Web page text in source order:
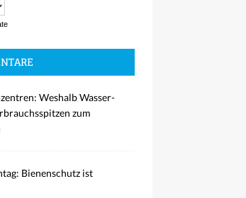
Weshalb Wasser-
zum
Bienenschutz ist